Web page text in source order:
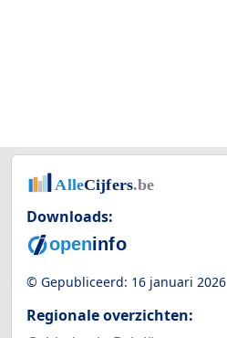
Downloads:
© Gepubliceerd: 16 januari 2026
Regionale overzichten: